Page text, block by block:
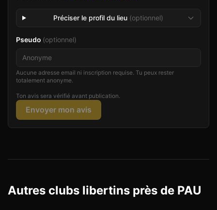
Préciser le profil du lieu (optionnel)
Pseudo (optionnel)
Aucune adresse email ni inscription requise. Tu peux rester
totalement anonyme.
Ton avis sera vérifié avant publication.
Envoyer mon avis
Autres clubs libertins près de PAU